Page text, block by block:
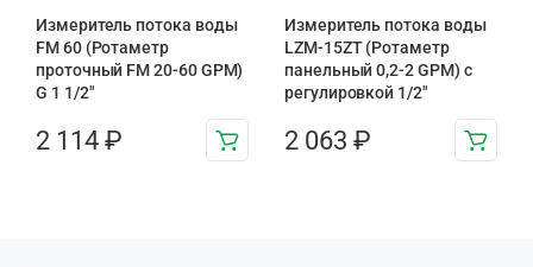
Измеритель потока воды
FM 60 (Ротаметр
проточный FM 20-60 GPM)
G 1 1/2″
2 114 ₽
Измеритель потока воды
LZM-15ZT (Ротаметр
панельный 0,2-2 GPM) с
регулировкой 1/2″
2 063 ₽